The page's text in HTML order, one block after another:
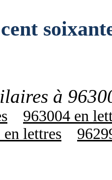
soixante-
à
963004 en
lettres